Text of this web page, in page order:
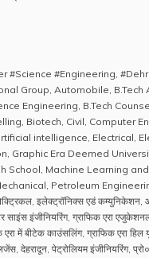
#Science #Engineering,
Group, Automobile, B.Tech
Engineering, B.Tech
, Biotech, Civil, Computer
intelligence, Electrical,
, Graphic Era Deemed
School, Machine Learning
, Petroleum
, इलेक्ट्रॉनिक्स एडं कम्युनिकेशन,
साइंस इंजीनियरिंग, ग्राफिक एरा
एरा में बीटेक काउंसलिंग, ग्राफिक एरा हिल
, देहरादून, पेट्रोलियम इंजीनियरिंग,